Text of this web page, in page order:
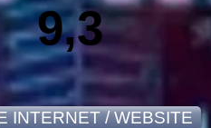
9,3
INTERNET / WEBSITE